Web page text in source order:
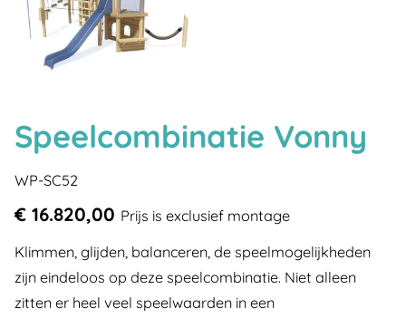
Speelcombinatie Vonny
WP-SC52
€ 16.820,00 Prijs is exclusief montage
Klimmen, glijden, balanceren, de speelmogelijkheden
zijn eindeloos op deze speelcombinatie. Niet alleen
zitten er heel veel speelwaarden in een